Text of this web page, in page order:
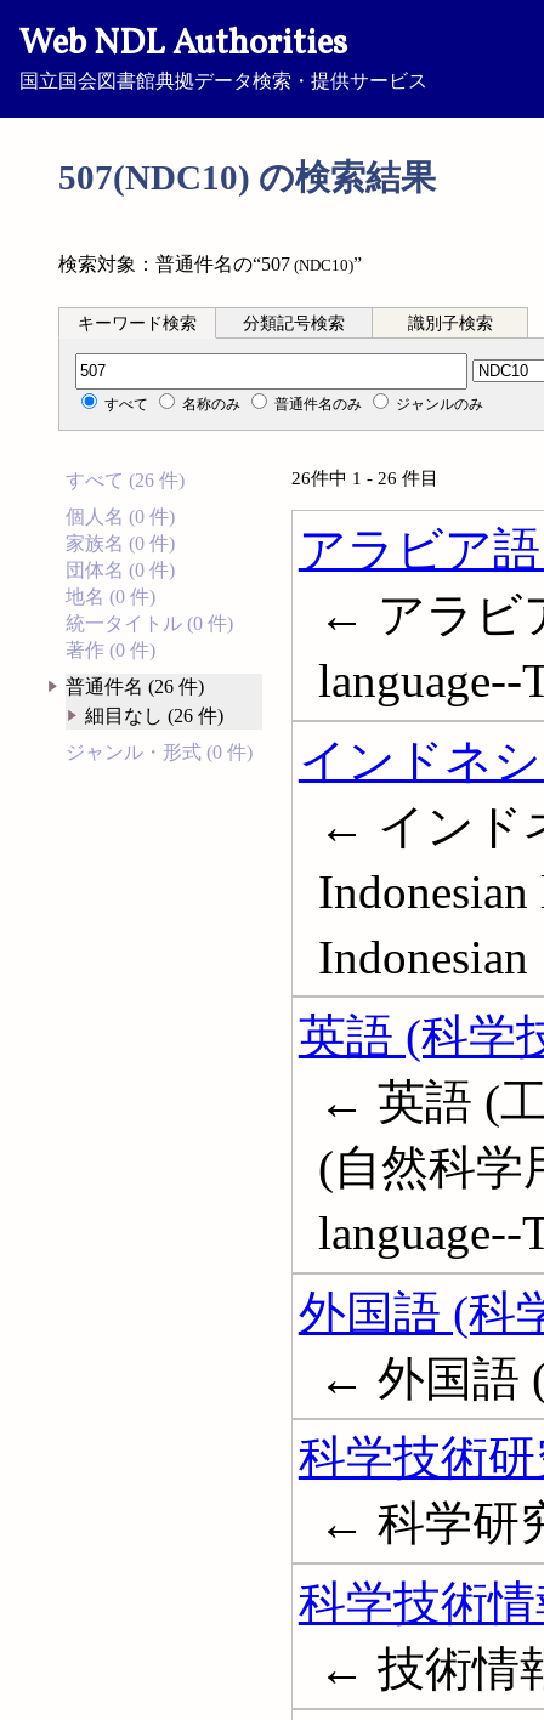
Web NDL Authorities
国立国会図書館典拠データ検索・提供サービス
507(NDC10) の検索結果
検索対象：普通件名の“507 (NDC10)”
キーワード検索 分類記号検索 識別子検索
分類記号検索
すべて 名称のみ 普通件名のみ ジャンルのみ
すべて (26 件)
個人名 (0 件)
家族名 (0 件)
団体名 (0 件)
地名 (0 件)
統一タイトル (0 件)
著作 (0 件)
普通件名 (26 件)
細目なし (26 件)
ジャンル・形式 (0 件)
26件中 1 - 26 件目
アラビア
← アラビ
language--
インドネ
← インド
Indonesian
Indonesian
英語 (科学
← 英語 (
(自然科学
language--
外国語 (科
← 外国語
科学技術
← 科学研
科学技術
← 技術情